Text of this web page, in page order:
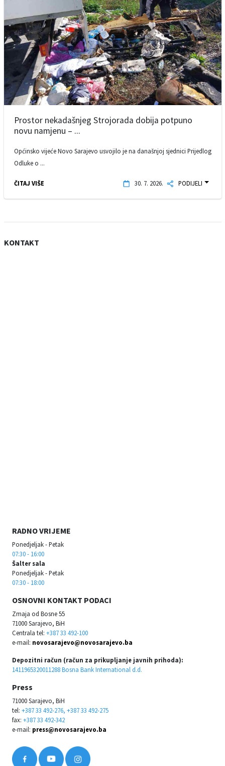
Prostor nekadašnjeg Strojorada dobija potpuno
novu namjenu – ...
Općinsko vijeće Novo Sarajevo usvojilo je na današnjoj sjednici Prijedlog
Odluke o ...
ČITAJ VIŠE 30. 7. 2026. PODIJELI
KONTAKT
RADNO VRIJEME
Ponedjeljak - Petak
07:30 - 16:00
Šalter sala
Ponedjeljak - Petak
07:30 - 18:00
OSNOVNI KONTAKT PODACI
Zmaja od Bosne 55
71000 Sarajevo, BiH
Centrala tel: +387 33 492-100
e-mail: novosarajevo@novosarajevo.ba
Depozitni račun (račun za prikupljanje javnih prihoda):
1411965320011288 Bosna Bank International d.d.
Press
71000 Sarajevo, BiH
tel: +387 33 492-276, +387 33 492-275
fax: +387 33 492-342
e-mail: press@novosarajevo.ba